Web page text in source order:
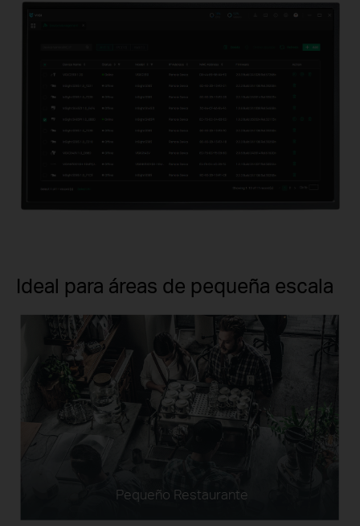
Ideal para áreas de pequeña escala
Pequeño Restaurante